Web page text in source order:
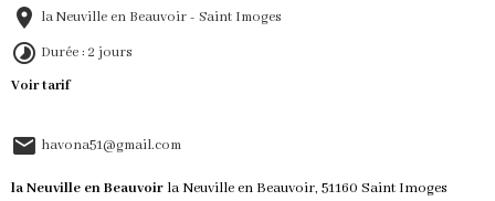
la Neuville en Beauvoir - Saint Imoges
Durée : 2 jours
Voir tarif
havona51@gmail.com
la Neuville en Beauvoir la Neuville en Beauvoir, 51160 Saint Imoges